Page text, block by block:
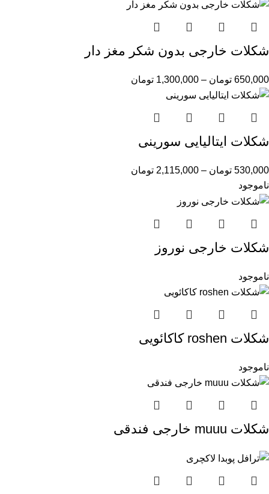
شکلات خارجی بدون شکر مغز دار
650,000 تومان –
1,300,000 تومان
شکلات ایتالیایی سورینی
530,000 تومان –
2,115,000 تومان
ناموجود
شکلات خارجی نوروز
ناموجود
شکلات roshen کاکائویی
ناموجود
شکلات muuu خارجی فندقی